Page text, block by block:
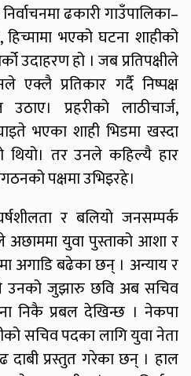
ढकारी गाउँपालिका–
हिच्मामा भएको घटना शाहीको
उदाहरण हो । जब प्रतिपक्षीले
प्रतिकार गर्दै निष्पक्ष
प्रहरीको लाठीचार्ज,
भएका शाही भिडमा खस्दा
तर उनले कहिल्यै हार
पक्षमा उभिइरहे।
र बलियो जनसम्पर्क
अछाममा युवा पुस्ताको आशा र
अगाडि बढेका छन् । अन्याय र
उनको जुझारु छवि अब सचिव
निकै प्रबल देखिन्छ । नेकपा
सचिव पदका लागि युवा नेता
प्रस्तुत गरेका छन् । हाल